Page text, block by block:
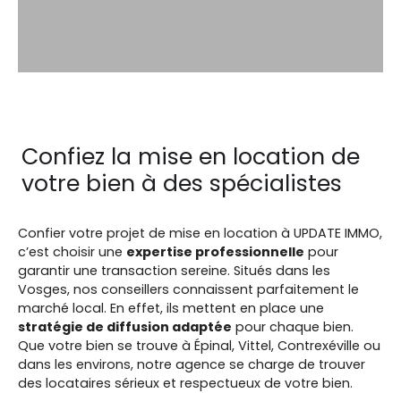
Confiez la mise en location de
votre bien à des spécialistes
Confier votre projet de mise en location à UPDATE IMMO,
c’est choisir une expertise professionnelle pour
garantir une transaction sereine. Situés dans les
Vosges, nos conseillers connaissent parfaitement le
marché local. En effet, ils mettent en place une
stratégie de diffusion adaptée pour chaque bien.
Que votre bien se trouve à Épinal, Vittel, Contrexéville ou
dans les environs, notre agence se charge de trouver
des locataires sérieux et respectueux de votre bien.